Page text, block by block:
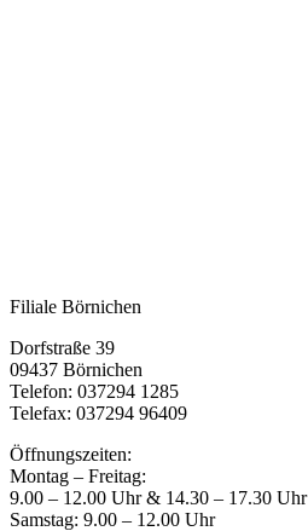
Filiale Börnichen
Dorfstraße 39
09437 Börnichen
Telefon: 037294 1285
Telefax: 037294 96409
Öffnungszeiten:
Montag – Freitag:
9.00 – 12.00 Uhr & 14.30 – 17.30 Uhr
Samstag: 9.00 – 12.00 Uhr